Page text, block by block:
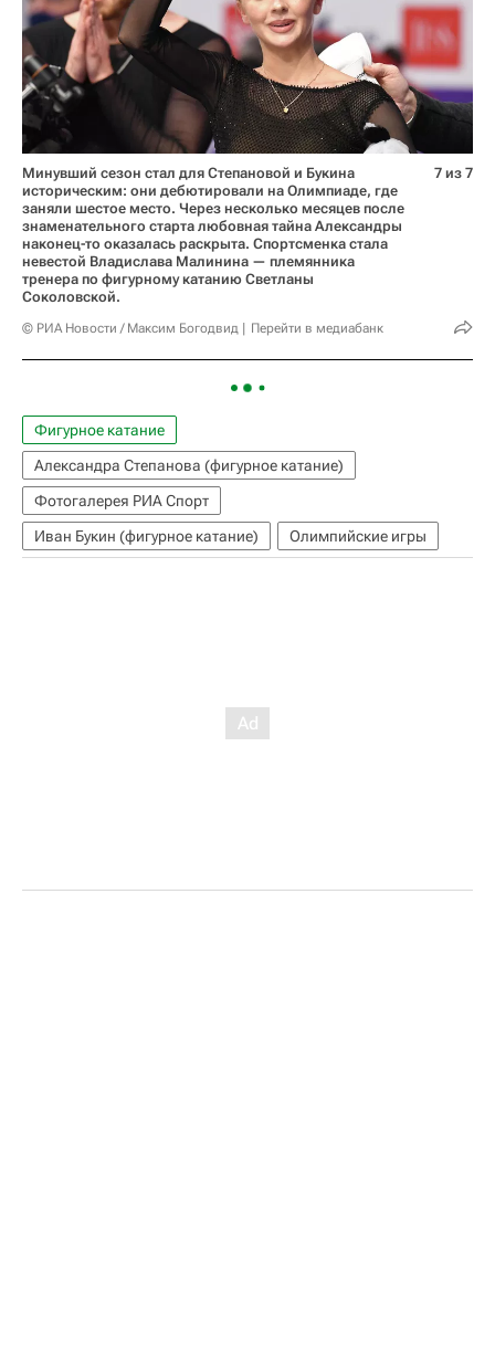
Минувший сезон стал для Степановой и Букина
историческим: они дебютировали на Олимпиаде, где
заняли шестое место. Через несколько месяцев после
знаменательного старта любовная тайна Александры
наконец-то оказалась раскрыта. Спортсменка стала
невестой Владислава Малинина — племянника
тренера по фигурному катанию Светланы
Соколовской.
© РИА Новости / Максим Богодвид Перейти в медиабанк
7 из 7
Фигурное катание
Александра Степанова (фигурное катание)
Фотогалерея РИА Спорт
Иван Букин (фигурное катание)
Олимпийские игры